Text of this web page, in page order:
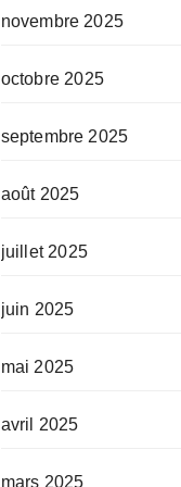
novembre 2025
octobre 2025
septembre 2025
août 2025
juillet 2025
juin 2025
mai 2025
avril 2025
mars 2025